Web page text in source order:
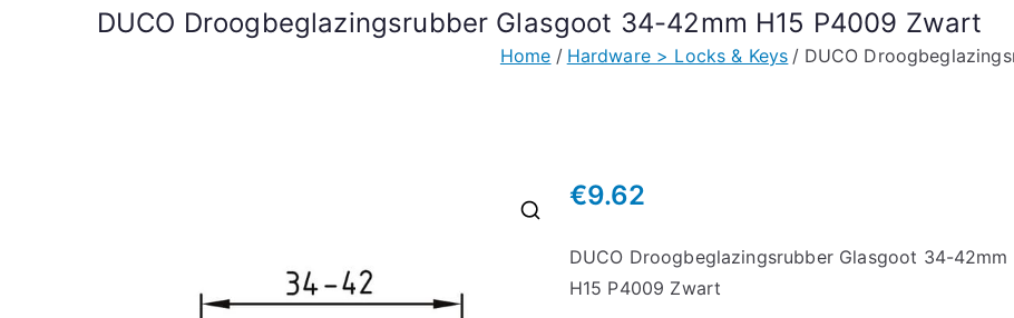
DUCO Droogbeglazingsrubber Glasgoot 34-42mm H15 P4009 Zwart
Home Hardware > Locks & Keys DUCO
€9.62
DUCO Droogbeglazingsrubber Glasgoot 34-42mm
H15 P4009 Zwart